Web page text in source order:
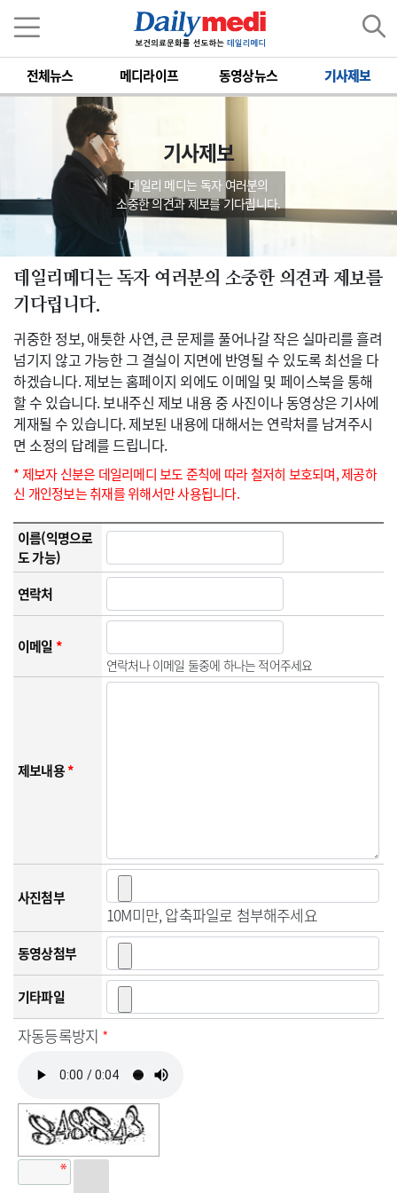
전체뉴스 메디라이프 동영상뉴스 기사제보
기사제보
데일리 메디는 독자 여러분의
소중한 의견과 제보를 기다립니다.
데일리메디는 독자 여러분의 소중한 의견과 제보를
기다립니다.
귀중한 정보, 애틋한 사연, 큰 문제를 풀어나갈 작은 실마리를 흘려
넘기지 않고 가능한 그 결실이 지면에 반영될 수 있도록 최선을 다
하겠습니다. 제보는 홈페이지 외에도 이메일 및 페이스북을 통해
할 수 있습니다. 보내주신 제보 내용 중 사진이나 동영상은 기사에
게재될 수 있습니다. 제보된 내용에 대해서는 연락처를 남겨주시
면 소정의 답례를 드립니다.
* 제보자 신분은 데일리메디 보도 준칙에 따라 철저히 보호되며, 제공하
신 개인정보는 취재를 위해서만 사용됩니다.
이름(익명으로
도 가능)
연락처
이메일*
연락처나 이메일 둘중에 하나는 적어주세요
제보내용*
사진첨부
10M미만, 압축파일로 첨부해주세요
동영상첨부
기타파일
자동등록방지 *